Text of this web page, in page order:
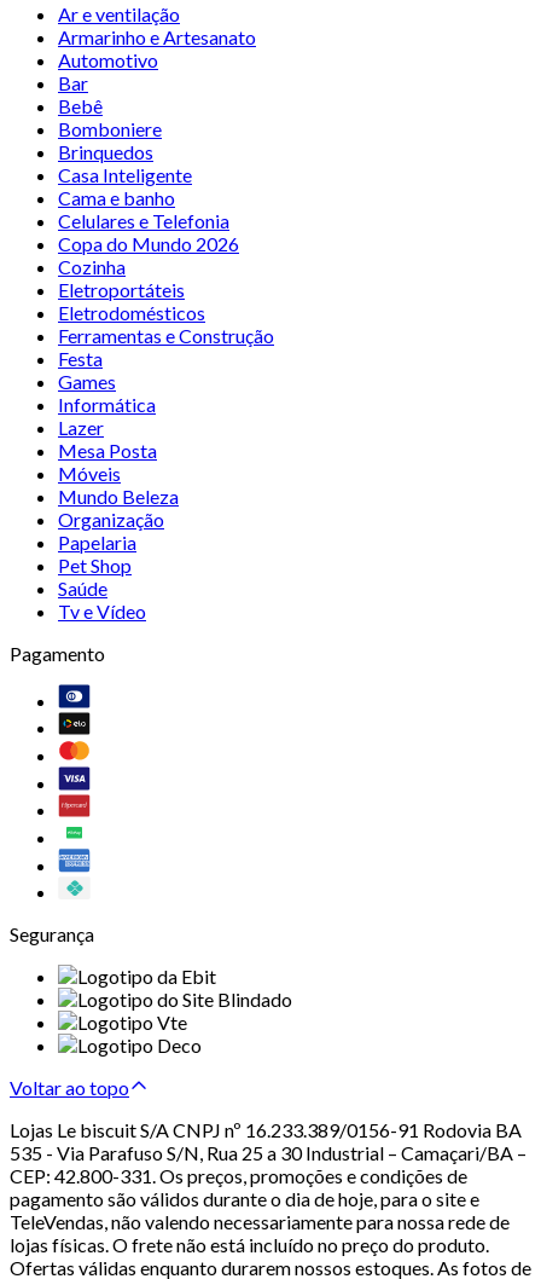
Ar e ventilação
Armarinho e Artesanato
Automotivo
Bar
Bebê
Bomboniere
Brinquedos
Casa Inteligente
Cama e banho
Celulares e Telefonia
Copa do Mundo 2026
Cozinha
Eletroportáteis
Eletrodomésticos
Ferramentas e Construção
Festa
Games
Informática
Lazer
Mesa Posta
Móveis
Mundo Beleza
Organização
Papelaria
Pet Shop
Saúde
Tv e Vídeo
Pagamento
Segurança
Voltar ao topo
Lojas Le biscuit S/A CNPJ nº 16.233.389/0156-91 Rodovia BA
535 - Via Parafuso S/N, Rua 25 a 30 Industrial – Camaçari/BA –
CEP: 42.800-331. Os preços, promoções e condições de
pagamento são válidos durante o dia de hoje, para o site e
TeleVendas, não valendo necessariamente para nossa rede de
lojas físicas. O frete não está incluído no preço do produto.
Ofertas válidas enquanto durarem nossos estoques. As fotos de